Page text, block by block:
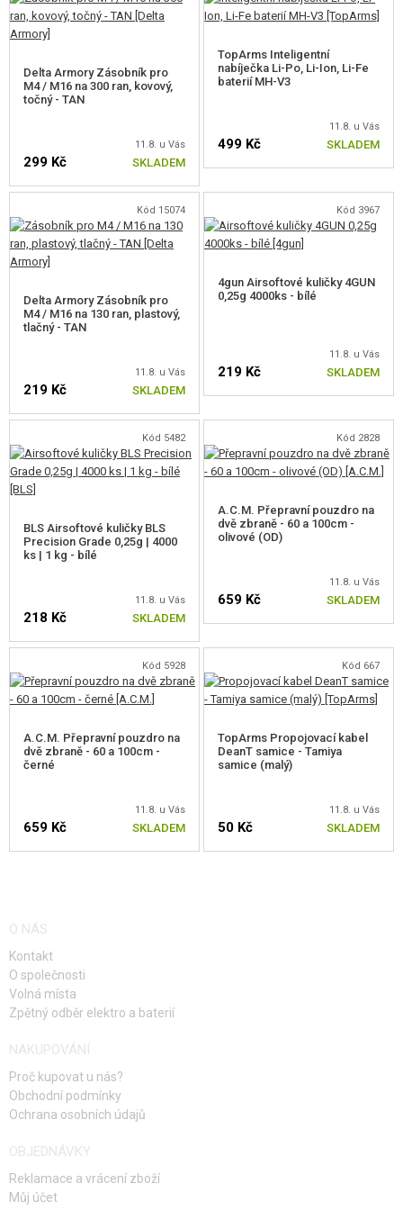
ProWin a přesná hlaveň 6,03 mm. Výhodou této zbraně je rychlovýměna
pružiny QRS Gen. 2 - výměna pružiny bez nutnosti rozebírat zbraň a rychlá
výměna motoru QRS. Samozřejmostí jsou vnitřní díly - kuličková 8 mm
ložiska, odolná kovová převodová kola a ramínko podavače SHS.
zbraň
Baterie a nabíječka není součástí balení.
Delta Armory Zásobník pro
M4 / M16 na 300 ran, kovový,
točný - TAN
11.8. u Vás
299 Kč SKLADEM
TopArms Inteligentní
nabíječka Li-Po, Li-Ion, Li-Fe
baterií MH-V3
11.8. u Vás
499 Kč SKLADEM
Kód 15074
Delta Armory Zásobník pro
M4 / M16 na 130 ran, plastový,
tlačný - TAN
11.8. u Vás
219 Kč SKLADEM
Kód 3967
4gun Airsoftové kuličky 4GUN
0,25g 4000ks - bílé
11.8. u Vás
219 Kč SKLADEM
Kód 5482
BLS Airsoftové kuličky BLS
Precision Grade 0,25g | 4000
ks | 1 kg - bílé
11.8. u Vás
218 Kč SKLADEM
Kód 2828
A.C.M. Přepravní pouzdro na
dvě zbraně - 60 a 100cm -
olivové (OD)
11.8. u Vás
659 Kč SKLADEM
Kód 5928
A.C.M. Přepravní pouzdro na
dvě zbraně - 60 a 100cm -
černé
11.8. u Vás
659 Kč SKLADEM
Kód 667
TopArms Propojovací kabel
DeanT samice - Tamiya
samice (malý)
11.8. u Vás
50 Kč SKLADEM
O NÁS
Kontakt
O společnosti
Volná místa
Zpětný odběr elektro a baterií
NAKUPOVÁNÍ
Proč kupovat u nás?
Obchodní podmínky
Ochrana osobních údajů
OBJEDNÁVKY
Reklamace a vrácení zboží
Můj účet